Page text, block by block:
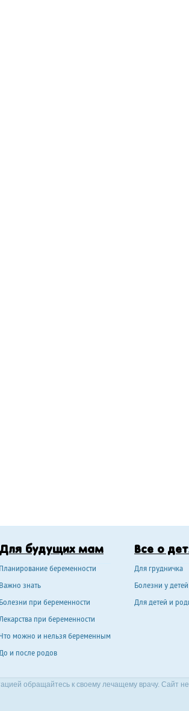
Для будущих мам
Планирование беременности
Важно знать
Болезни при беременности
при беременности
можно и нельзя беременным
и после родов
Все о
Для грудничка
Болезни у детей
Для детей и
обращайтесь к своему лечащему врачу. Сайт